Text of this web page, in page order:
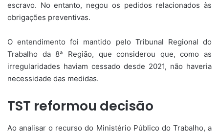
escravo. No entanto, negou os pedidos relacionados às
obrigações preventivas.
O entendimento foi mantido pelo Tribunal Regional do
Trabalho da 8ª Região, que considerou que, como as
irregularidades haviam cessado desde 2021, não haveria
necessidade das medidas.
TST reformou decisão
Ao analisar o recurso do Ministério Público do Trabalho, a